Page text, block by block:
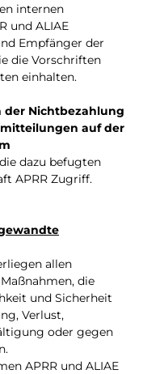
internen
und ALIAE
Empfänger der
die Vorschriften
einhalten.
der Nichtbezahlung
auf der
dazu befugten
APRR Zugriff.
allen
die
und Sicherheit
Verlust,
oder gegen
APRR und ALIAE